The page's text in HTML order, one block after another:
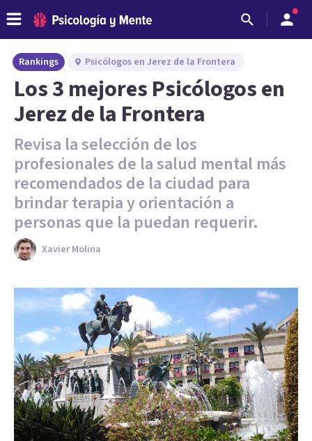
Rankings Psicólogos en Jerez de la Frontera
Los 3 mejores Psicólogos en
Jerez de la Frontera
Revisa la selección de los
profesionales de la salud mental más
recomendados de la ciudad para
brindar terapia y orientación a
personas que la puedan requerir.
Xavier Molina